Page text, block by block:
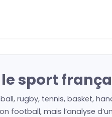
sport
rugby, tennis, basket,
football, mais l’analyse